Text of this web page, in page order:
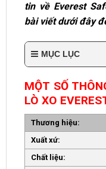
tin về Everest
bài viết dưới đây
MỤC LỤC
MỘT SỐ
LÒ XO
Thương hiệu:
Xuất xứ:
Chất liệu: